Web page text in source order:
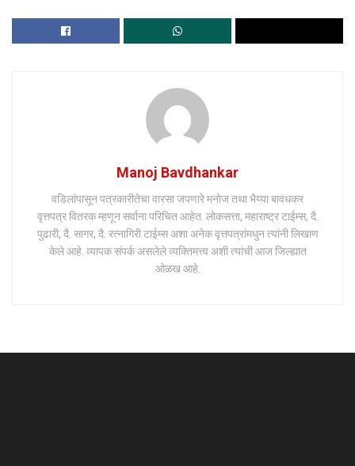
Manoj Bavdhankar
वडिलांपासून पत्रकारीतेचा वारसा जपणारे मनोज तथा भैय्या बावधकर
वृत्तपत्र वितरक म्हणून सर्वाना परिचित आहेत. लोकसत्ता, महाराष्ट्र टाईम्स, दै.
पुढारी, दै. सागर, दै. रत्नागिरी टाईम्स अशा अनेक वृत्तपत्रांमधुन त्यांनी लिखाण
केले आहे. व्यापक संपर्क असलेले व्यक्तिमत्त्व अशी त्यांची आज जिल्ह्यात
ओळख आहे.